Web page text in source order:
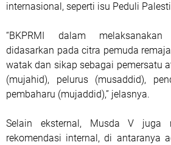
internasional, seperti isu Peduli
“BKPRMI dalam
didasarkan pada citra pemuda
watak dan sikap sebagai pemersatu
(mujahid), pelurus (musaddid),
pembaharu (mujaddid),” jelasnya.
Selain eksternal, Musda V juga
rekomendasi internal, di antaranya